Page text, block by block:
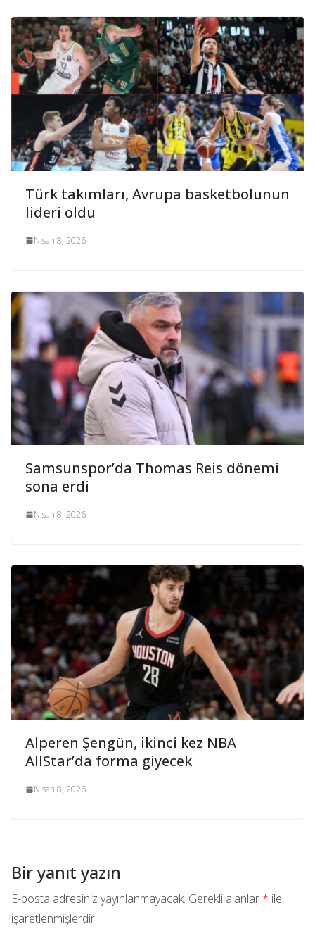
Türk takımları, Avrupa basketbolunun
lideri oldu
Nisan 8, 2026
Samsunspor’da Thomas Reis dönemi
sona erdi
Nisan 8, 2026
Alperen Şengün, ikinci kez NBA
AllStar’da forma giyecek
Nisan 8, 2026
Bir yanıt yazın
E-posta adresiniz yayınlanmayacak. Gerekli alanlar * ile
işaretlenmişlerdir